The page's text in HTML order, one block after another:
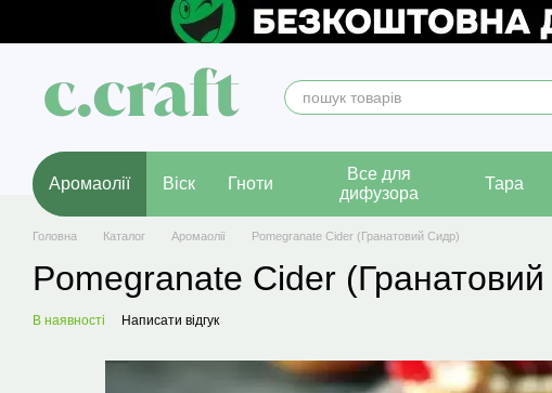
Перейти до основного контенту
Аромаолії Віск Гноти
Все для
дифузора
Тара
Головна Каталог Аромаолії Pomegranate Cider (Гранатовий Сидр)
Pomegranate Cider
В наявності Написати відгук